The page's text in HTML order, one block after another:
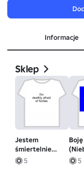
Informacje
Sklep
Jestem
śmiertelnie
przerażony tym
(BIAŁY)
5
5